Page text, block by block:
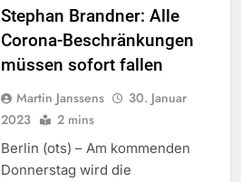
Stephan Brandner: Alle
Corona-Beschränkungen
müssen sofort fallen
Martin Janssens
30. Januar
2023
2 mins
Berlin (ots) – Am kommenden
Donnerstag wird die